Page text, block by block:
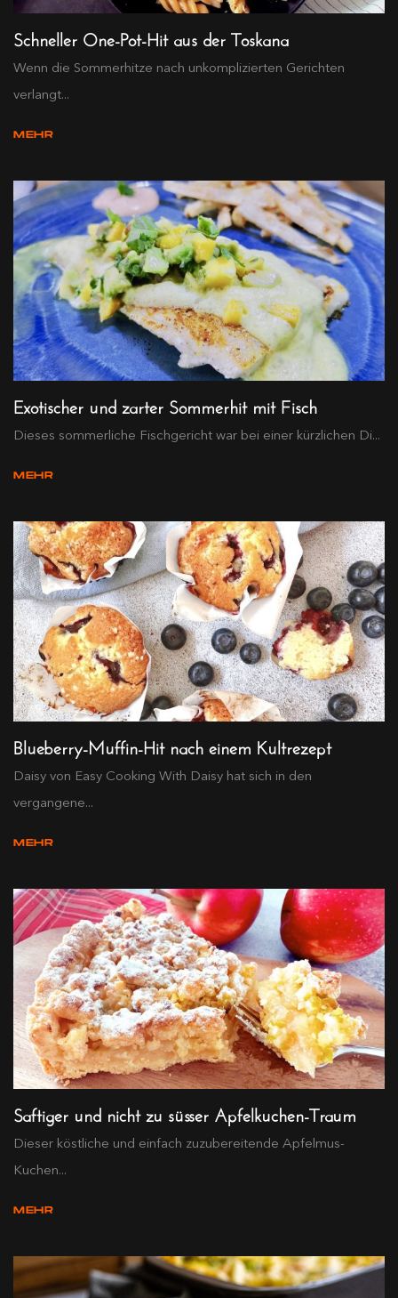
Schneller One-Pot-Hit aus der Toskana
Wenn die Sommerhitze nach unkomplizierten Gerichten
verlangt...
MEHR
Exotischer und zarter Sommerhit mit Fisch
Dieses sommerliche Fischgericht war bei einer kürzlichen Di...
MEHR
Blueberry-Muffin-Hit nach einem Kultrezept
Daisy von Easy Cooking With Daisy hat sich in den
vergangene...
MEHR
Saftiger und nicht zu süsser Apfelkuchen-Traum
Dieser köstliche und einfach zuzubereitende Apfelmus-
Kuchen...
MEHR